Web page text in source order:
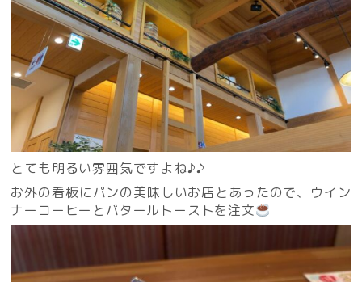
とても明るい雰囲気ですよね♪♪
お外の看板にパンの美味しいお店とあったので、ウイン
ナーコーヒーとバタールトーストを注文